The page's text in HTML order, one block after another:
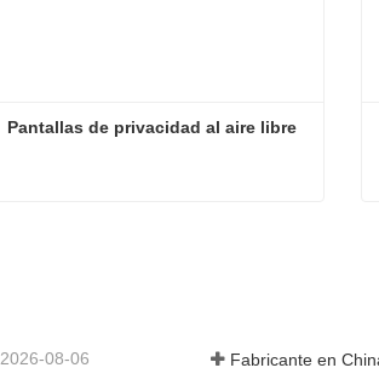
Pantallas de privacidad al aire libre
2026-08-06